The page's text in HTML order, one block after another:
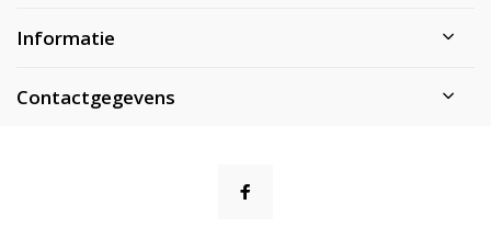
Informatie
Contactgegevens